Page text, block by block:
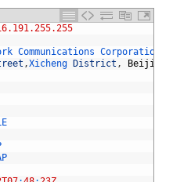
Communications Corporation
,Xicheng District , Beijing